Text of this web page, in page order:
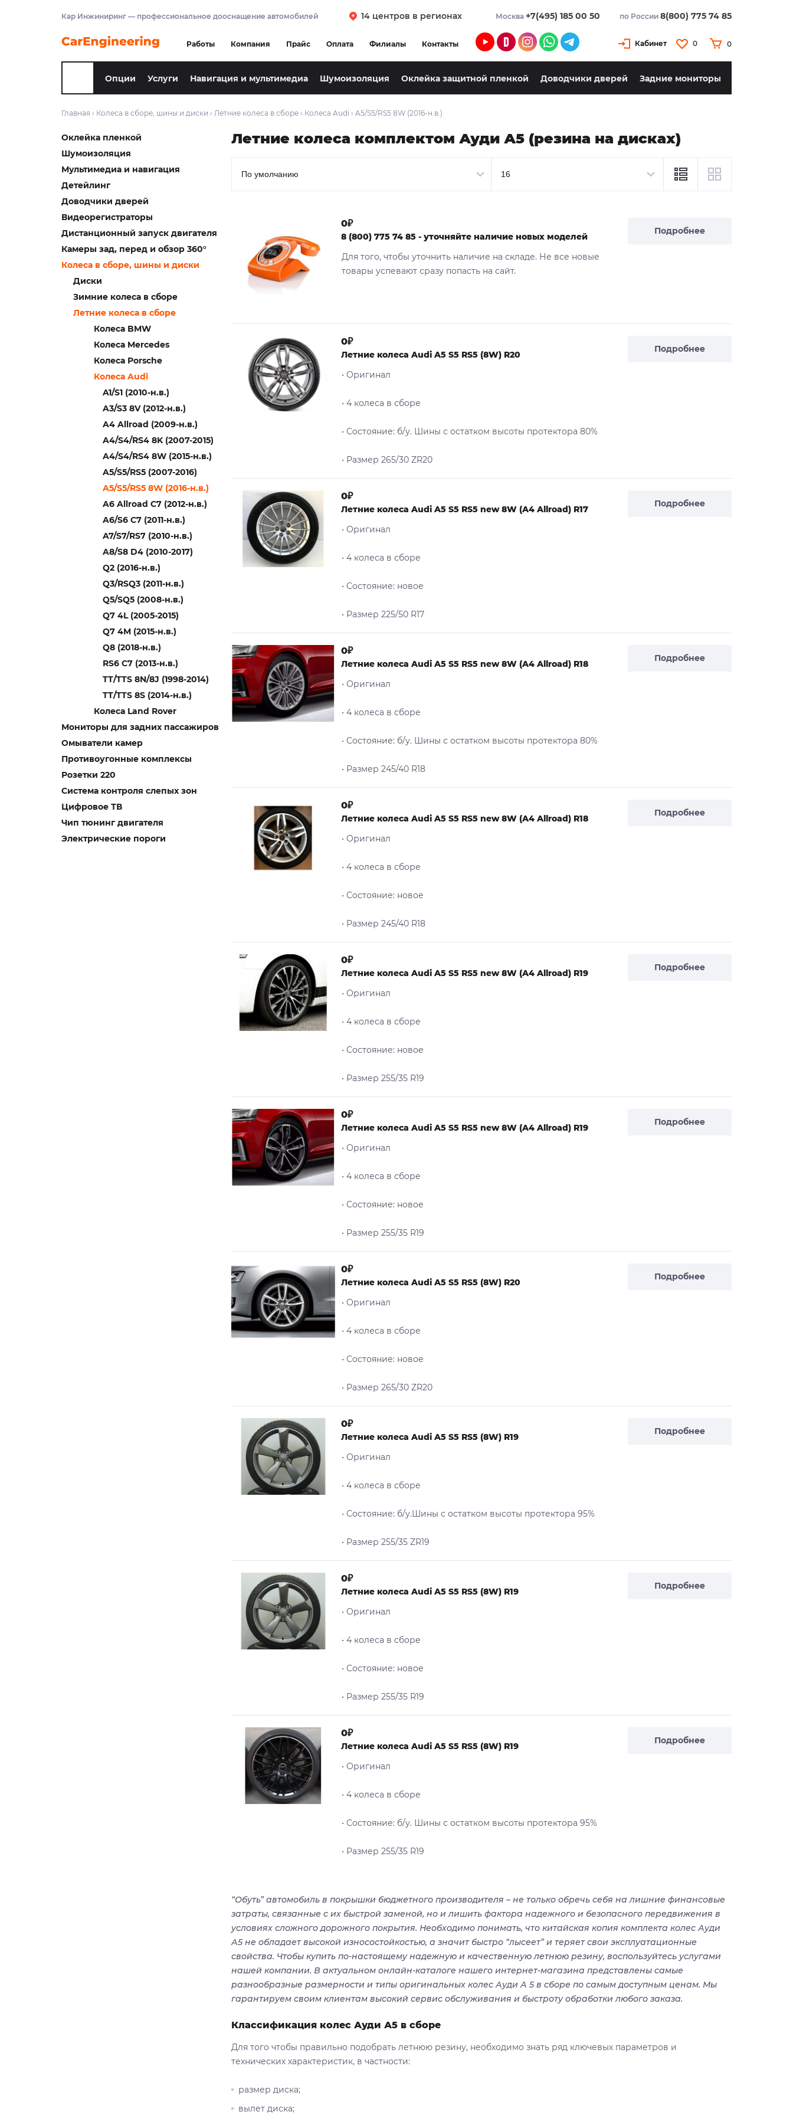
Кар Инжиниринг — профессиональное дооснащение автомобилей 14 центров в регионах Москва +7(495) 185 00 50 по России 8(800) 775 74 85
Работы Компания Прайс Оплата Филиалы Контакты Кабинет 0 0
Опции Услуги Навигация и мультимедиа Шумоизоляция Оклейка защитной пленкой Доводчики дверей Задние мониторы
Главная › Колеса в сборе, шины и диски › Летние колеса в сборе › Колеса Audi › A5/S5/RS5 8W (2016-н.в.)
Оклейка пленкой
Шумоизоляция
Мультимедиа и навигация
Детейлинг
Доводчики дверей
Видеорегистраторы
Дистанционный запуск двигателя
Камеры зад, перед и обзор 360°
Колеса в сборе, шины и диски
Диски
Зимние колеса в сборе
Летние колеса в сборе
Колеса BMW
Колеса Mercedes
Колеса Porsche
Колеса Audi
A1/S1 (2010-н.в.)
A3/S3 8V (2012-н.в.)
A4 Allroad (2009-н.в.)
A4/S4/RS4 8K (2007-2015)
A4/S4/RS4 8W (2015-н.в.)
A5/S5/RS5 (2007-2016)
A5/S5/RS5 8W (2016-н.в.)
A6 Allroad C7 (2012-н.в.)
A6/S6 C7 (2011-н.в.)
A7/S7/RS7 (2010-н.в.)
A8/S8 D4 (2010-2017)
Q2 (2016-н.в.)
Q3/RSQ3 (2011-н.в.)
Q5/SQ5 (2008-н.в.)
Q7 4L (2005-2015)
Q7 4M (2015-н.в.)
Q8 (2018-н.в.)
RS6 C7 (2013-н.в.)
TT/TTS 8N/8J (1998-2014)
TT/TTS 8S (2014-н.в.)
Колеса Land Rover
Мониторы для задних пассажиров
Омыватели камер
Противоугонные комплексы
Розетки 220
Система контроля слепых зон
Цифровое ТВ
Чип тюнинг двигателя
Электрические пороги
Летние колеса комплектом Ауди А5 (резина на дисках)
Подробнее
0₽
8 (800) 775 74 85 - уточняйте наличие новых моделей
Для того, чтобы уточнить наличие на складе. Не все новые
товары успевают сразу попасть на сайт.
Подробнее
0₽
Летние колеса Audi A5 S5 RS5 (8W) R20
• Оригинал
• 4 колеса в сборе
• Cостояние: б/у. Шины с остатком высоты протектора 80%
• Размер 265/30 ZR20
Подробнее
0₽
Летние колеса Audi A5 S5 RS5 new 8W (A4 Allroad) R17
• Оригинал
• 4 колеса в сборе
• Cостояние: новое
• Размер 225/50 R17
Подробнее
0₽
Летние колеса Audi A5 S5 RS5 new 8W (A4 Allroad) R18
• Оригинал
• 4 колеса в сборе
• Cостояние: б/у. Шины с остатком высоты протектора 80%
• Размер 245/40 R18
Подробнее
0₽
Летние колеса Audi A5 S5 RS5 new 8W (A4 Allroad) R18
• Оригинал
• 4 колеса в сборе
• Cостояние: новое
• Размер 245/40 R18
Подробнее
0₽
Летние колеса Audi A5 S5 RS5 new 8W (A4 Allroad) R19
• Оригинал
• 4 колеса в сборе
• Cостояние: новое
• Размер 255/35 R19
Подробнее
0₽
Летние колеса Audi A5 S5 RS5 new 8W (A4 Allroad) R19
• Оригинал
• 4 колеса в сборе
• Cостояние: новое
• Размер 255/35 R19
Подробнее
0₽
Летние колеса Audi A5 S5 RS5 (8W) R20
• Оригинал
• 4 колеса в сборе
• Cостояние: новое
• Размер 265/30 ZR20
Подробнее
0₽
Летние колеса Audi A5 S5 RS5 (8W) R19
• Оригинал
• 4 колеса в сборе
• Cостояние: б/у.Шины с остатком высоты протектора 95%
• Размер 255/35 ZR19
Подробнее
0₽
Летние колеса Audi A5 S5 RS5 (8W) R19
• Оригинал
• 4 колеса в сборе
• Cостояние: новое
• Размер 255/35 R19
Подробнее
0₽
Летние колеса Audi A5 S5 RS5 (8W) R19
• Оригинал
• 4 колеса в сборе
• Cостояние: б/у. Шины с остатком высоты протектора 95%
• Размер 255/35 R19
“Обуть” автомобиль в покрышки бюджетного производителя – не только обречь себя на лишние финансовые
затраты, связанные с их быстрой заменой, но и лишить фактора надежного и безопасного передвижения в
условиях сложного дорожного покрытия. Необходимо понимать, что китайская копия комплекта колес Ауди
А5 не обладает высокой износостойкостью, а значит быстро “лысеет” и теряет свои эксплуатационные
свойства. Чтобы купить по-настоящему надежную и качественную летнюю резину, воспользуйтесь услугами
нашей компании. В актуальном онлайн-каталоге нашего интернет-магазина представлены самые
разнообразные размерности и типы оригинальных колес Ауди А 5 в сборе по самым доступным ценам. Мы
гарантируем своим клиентам высокий сервис обслуживания и быстроту обработки любого заказа.
Классификация колес Ауди А5 в сборе
Для того чтобы правильно подобрать летнюю резину, необходимо знать ряд ключевых параметров и
технических характеристик, в частности:
размер диска;
вылет диска;